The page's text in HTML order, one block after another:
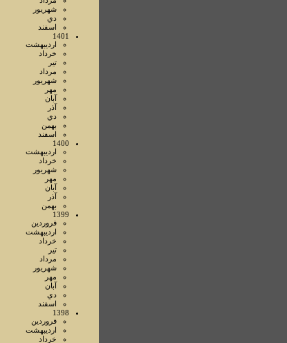
شهريور
دي
اسفند
1401
ارديبهشت
خرداد
تير
مرداد
شهريور
مهر
آبان
آذر
دي
بهمن
اسفند
1400
ارديبهشت
خرداد
شهريور
مهر
آبان
آذر
بهمن
1399
فروردين
ارديبهشت
خرداد
تير
مرداد
شهريور
مهر
آبان
دي
اسفند
1398
فروردين
ارديبهشت
خرداد